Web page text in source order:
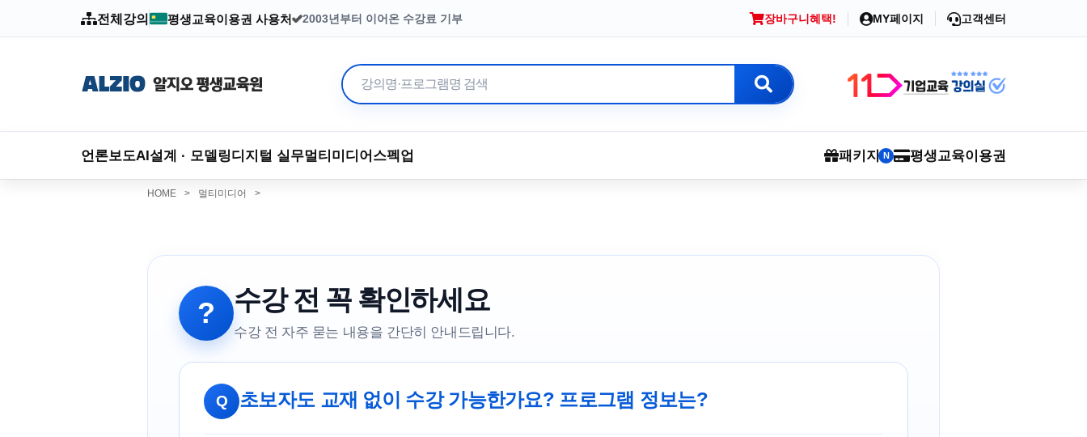
전체강의 평생교육이용권 사용처
2003년부터 이어온 수강료 기부
장바구니혜택! MY페이지 고객센터
언론보도AI설계 · 모델링디지털 실무멀티미디어 스펙업 패키지 N 평생교육이용권
HOME > 멀티미디어 >
? 수강 전 꼭 확인하세요
수강 전 자주 묻는 내용을 간단히 안내드립니다.
Q 초보자도 교재 없이 수강 가능한가요? 프로그램 정보는?